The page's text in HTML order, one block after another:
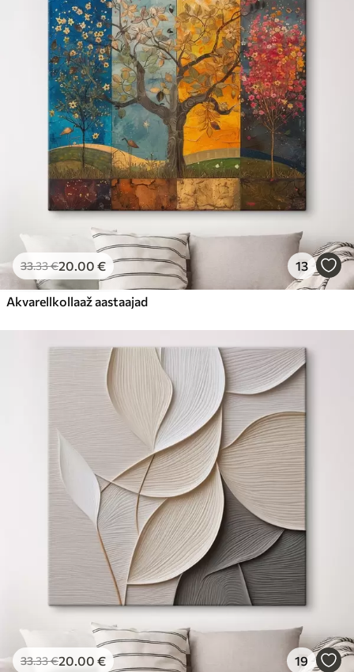
33.33€20.00 € 13
Akvarellkollaaž aastaajad
33.33€20.00 € 19